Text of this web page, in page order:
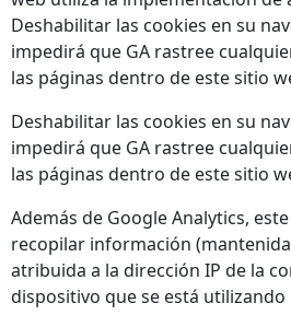
Deshabilitar las cookies en su
impedirá que GA rastree
las páginas dentro de este sitio
Deshabilitar las cookies en su
impedirá que GA rastree
las páginas dentro de este sitio
Además de Google Analytics,
recopilar información
atribuida a la dirección IP de la
dispositivo que se está utilizando